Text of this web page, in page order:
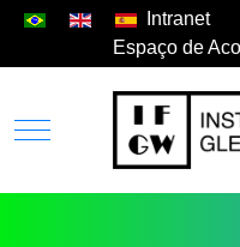
Intranet
Espaço de